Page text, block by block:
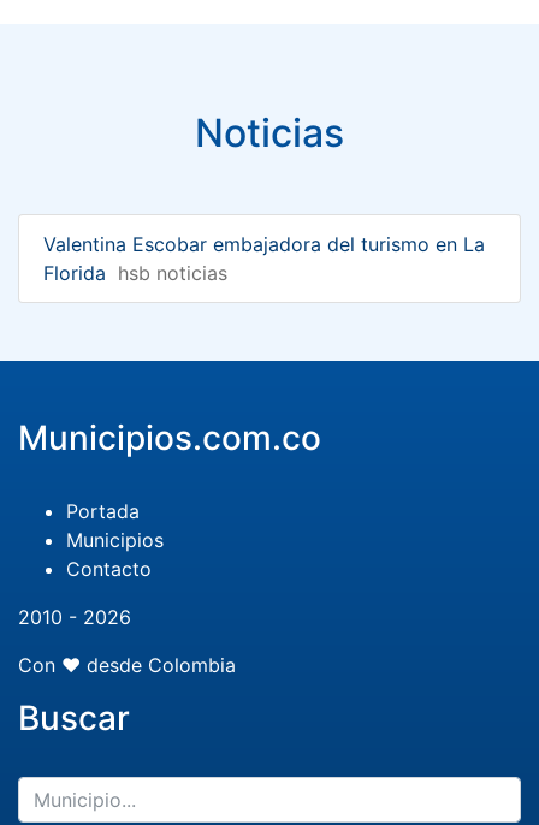
Noticias
Valentina Escobar embajadora del turismo en La
Florida hsb noticias
Municipios.com.co
Portada
Municipios
Contacto
2010 - 2026
Con ❤️ desde Colombia
Buscar